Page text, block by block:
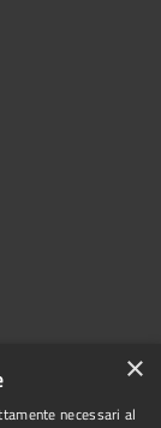
×
necessari al